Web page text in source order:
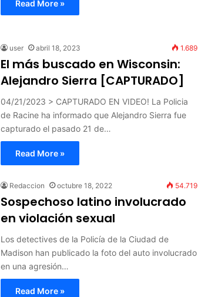
Read More »
user abril 18, 2023 1.689
El más buscado en Wisconsin:
Alejandro Sierra [CAPTURADO]
04/21/2023 > CAPTURADO EN VIDEO! La Policia
de Racine ha informado que Alejandro Sierra fue
capturado el pasado 21 de…
Read More »
Redaccion octubre 18, 2022 54.719
Sospechoso latino involucrado
en violación sexual
Los detectives de la Policía de la Ciudad de
Madison han publicado la foto del auto involucrado
en una agresión…
Read More »